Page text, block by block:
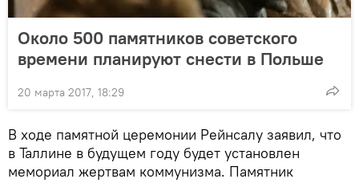
Около 500 памятников советского
времени планируют снести в Польше
20 марта 2017, 18:29
В ходе памятной церемонии Рейнсалу заявил, что
в Таллине в будущем году будет установлен
мемориал жертвам коммунизма. Памятник